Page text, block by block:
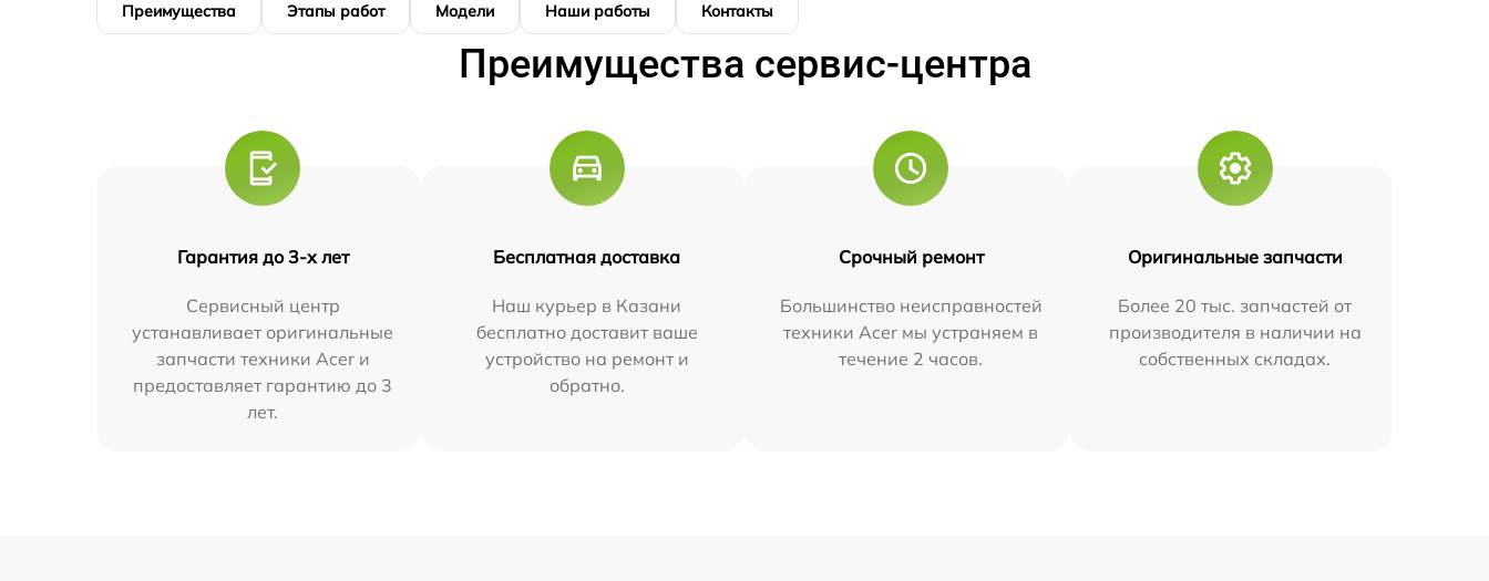
Преимущества Этапы работ Модели Наши работы Контакты
Преимущества сервис-центра
Гарантия до 3-х лет
Сервисный центр
устанавливает оригинальные
запчасти техники Acer и
предоставляет гарантию до 3
лет.
Бесплатная доставка
Наш курьер в Казани
бесплатно доставит ваше
устройство на ремонт и
обратно.
Срочный ремонт
Большинство неисправностей
техники Acer мы устраняем в
течение 2 часов.
Оригинальные запчасти
Более 20 тыс. запчастей от
производителя в наличии на
собственных складах.